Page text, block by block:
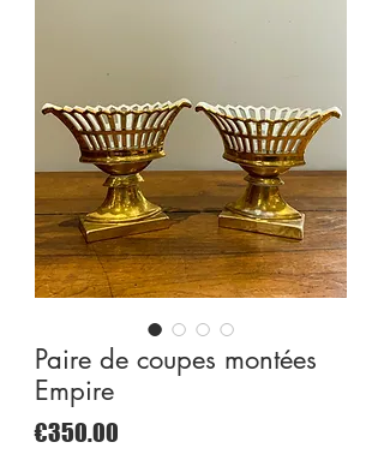
Paire de coupes montées
Empire
€350.00